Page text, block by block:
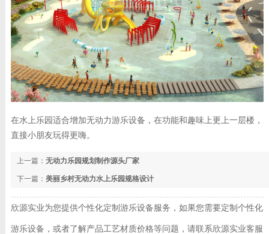
在水上乐园适合增加无动力游乐设备，在功能和趣味上更上一层楼，
直接小朋友玩得更嗨。
上一篇： 无动力乐园规划制作源头厂家
下一篇： 美丽乡村无动力水上乐园规格设计
欣源实业为您提供个性化定制游乐设备服务，如果您需要定制个性化
游乐设备，或者了解产品工艺材质价格等问题，请联系欣源实业客服